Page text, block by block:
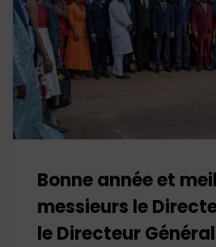
Bonne année et
messieurs le
le Directeur